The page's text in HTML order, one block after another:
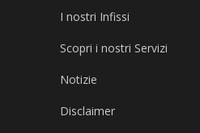
I nostri Infissi
Scopri i nostri Servizi
Notizie
Disclaimer